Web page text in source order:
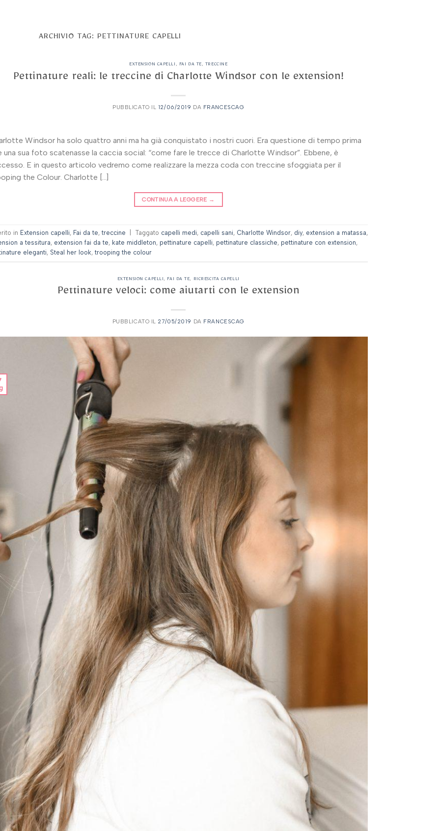
ARCHIVIO TAG: PETTINATURE CAPELLI
EXTENSION CAPELLI , FAI DA TE, TRECCINE
Pettinature reali: le treccine di Charlotte Windsor con le extension!
PUBBLICATO IL 12/06/2019 DA FRANCESCAG
Windsor ha solo quattro anni ma ha già conquistato i nostri cuori. Era questione di tempo prima
una sua foto scatenasse la caccia social: “come fare le trecce di Charlotte Windsor”. Ebbene, è
E in questo articolo vedremo come realizzare la mezza coda con treccine sfoggiata per il
the Colour. Charlotte […]
CONTINUA A LEGGERE →
in Extension capelli, Fai da te, treccine Taggato capelli medi, capelli sani, Charlotte Windsor, diy, extension a matassa,
a tessitura, extension fai da te, kate middleton, pettinature capelli, pettinature classiche, pettinature con extension,
eleganti, Steal her look, trooping the colour
EXTENSION CAPELLI, FAI DA TE, RICRESCITA CAPELLI
Pettinature veloci: come aiutarti con le extension
PUBBLICATO IL 27/05/2019 DA FRANCESCAG